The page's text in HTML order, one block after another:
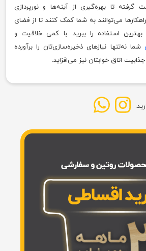
تا بهره‌گیری از آینه‌ها و نورپردازی
می‌توانند به شما کمک کنند تا از فضای
استفاده را ببرید. با کمی خلاقیت و
شما نه‌تنها نیازهای ذخیره‌سازی‌تان را برآورده
اتاق خوابتان نیز می‌افزاید.